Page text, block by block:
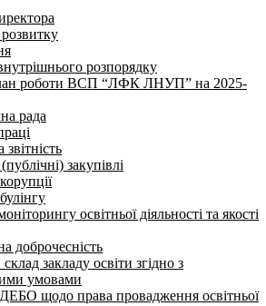
розвитку
розпорядку
роботи ВСП “ЛФК ЛНУП” на 2025-
рада
закупівлі
освітньої діяльності та якості
доброчесність
закладу освіти згідно з
умовами
щодо права провадження освітньої